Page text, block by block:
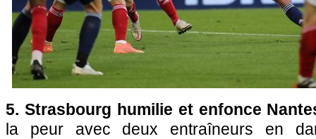
5. Strasbourg humilie et enfonce
la peur avec deux entraîneurs en